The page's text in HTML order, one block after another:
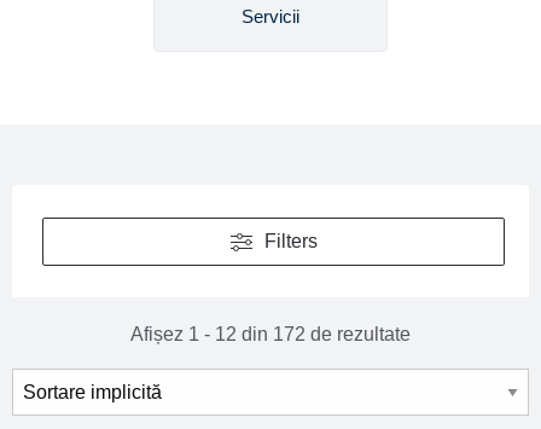
Servicii
Filters
Afișez 1 - 12 din 172 de rezultate